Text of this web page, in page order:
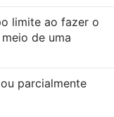
limite ao fazer o
de uma
parcialmente